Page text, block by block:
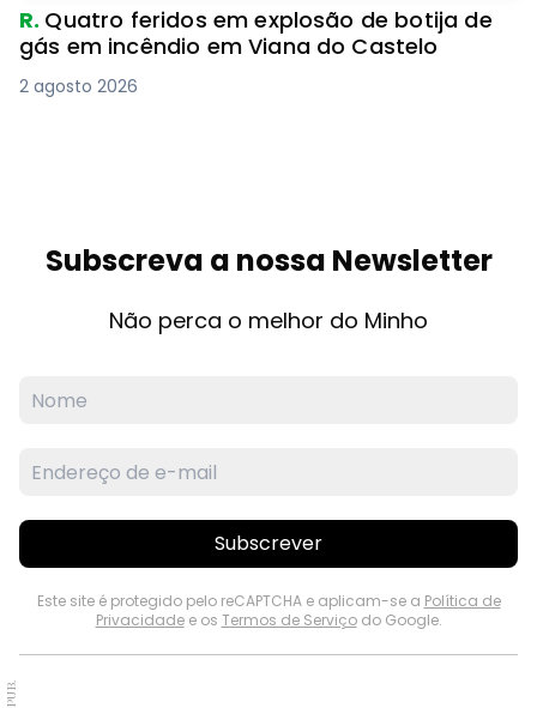
R. Quatro feridos em explosão de botija de
gás em incêndio em Viana do Castelo
2 agosto 2026
Subscreva a nossa Newsletter
Não perca o melhor do Minho
Subscrever
Este site é protegido pelo reCAPTCHA e aplicam-se a Política de
Privacidadee os Termos de Serviçodo Google.
PUB.